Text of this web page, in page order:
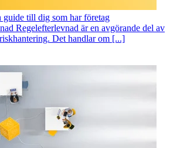
guide till dig som har företag
Regelefterlevnad är en avgörande del av
Det handlar om [...]